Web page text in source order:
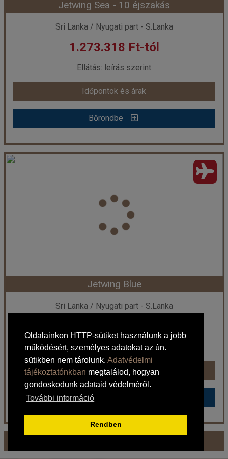
Oldalainkon HTTP-sütiket használunk a jobb
működésért, személyes adatokat az ún.
sütikben nem tárolunk. Adatvédelmi
tájékoztatónkban megtalálod, hogyan
gondoskodunk adataid védelméről.
További információ
Rendben
Időpont: 2026-08-14 | 10 éj
már 1.690.178 Ft-tól
Időpontok és árak
Bőröndbe
Jetwing Sea - 10 éjszakás
Sri Lanka / Nyugati part - S.Lanka
1.273.318 Ft-tól
Ellátás: leírás szerint
Időpontok és árak
Bőröndbe
Jetwing Sea - 10 éjszakás
Város: Negombo
Utazás módja:
Repülővel
leírás szerint
Szálláskategória:Hotel ****
DOUBLE DELUXE - Deluxe Double
Időpont: 2026-08-14 | 10 éj
már 1.273.318 Ft-tól
Időpontok és árak
Bőröndbe
Jetwing Blue
Sri Lanka / Nyugati part - S.Lanka
Ellátás: leírás szerint
Időpontok és árak
Bőröndbe
Jetwing Blue